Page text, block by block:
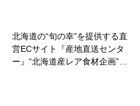
北海道の“旬の幸”を提供する直
営ECサイト『産地直送センタ
ー』“北海道産レア食材企画”…